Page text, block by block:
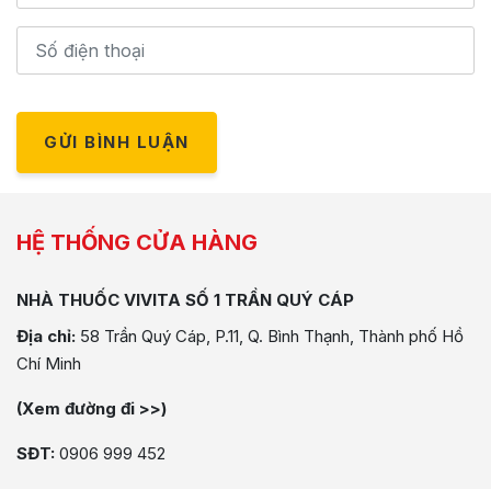
GỬI BÌNH LUẬN
HỆ THỐNG CỬA HÀNG
NHÀ THUỐC VIVITA SỐ 1 TRẦN QUÝ CÁP
Địa chỉ: 58 Trần Quý Cáp, P.11, Q. Bình Thạnh, Thành phố Hồ
Chí Minh
(Xem đường đi >>)
SĐT: 0906 999 452